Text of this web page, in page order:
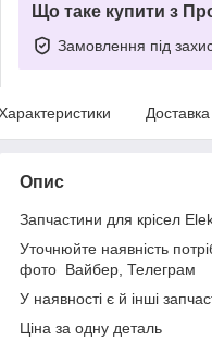
Що таке купити з
Замовлення під
Доставка
Опис
Запчастини для крісел
Уточнюйте наявність
фото Вайбер, Телеграм
У наявності є й інші
Ціна за одну деталь